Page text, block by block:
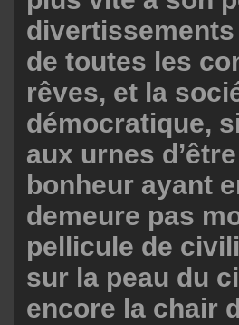
de toutes les
rêves, et la
démocratique,
aux urnes
bonheur ayant
demeure pas
pellicule de
sur la peau du
encore la chair